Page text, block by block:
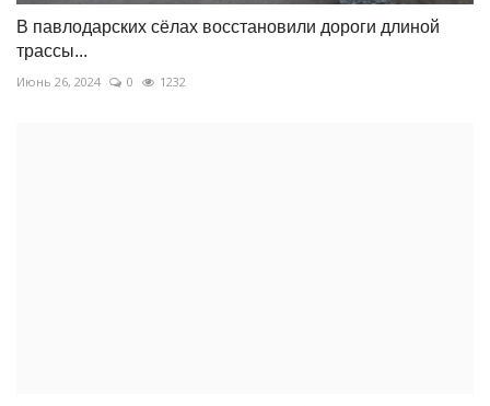
В павлодарских сёлах восстановили дороги длиной
трассы...
Июнь 26, 2024 0 1232